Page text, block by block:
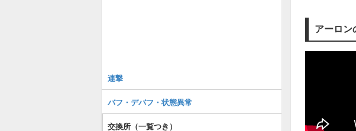
アーロン
連撃
バフ・デバフ・状態異常
交換所（一覧つき）